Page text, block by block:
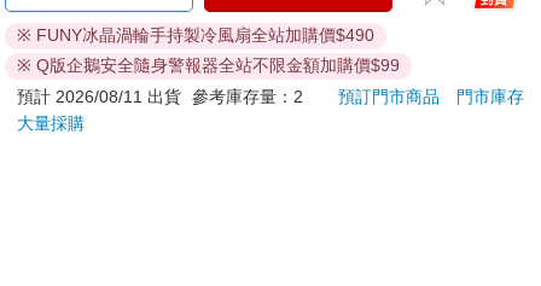
若非上列種類商品，均享有到貨7天的猶豫期（含例假
日）。
辦理退換貨時，商品（組合商品恕無法接受單獨退貨）必須
是您收到商品時的原始狀態（包含商品本體、配件、贈品、
※ FUNY冰晶渦輪手持製冷風扇全站加購價$490
※ Q版企鵝安全隨身警報器全站不限金額加購價$99
預計 2026/08/11 出貨 參考庫存量：2 預訂門市商品
門市庫存
大量採購